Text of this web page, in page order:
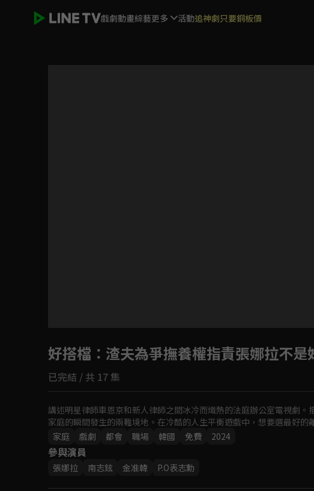
戲劇動畫綜藝更多 活動追神劇只要銅板價
好搭檔 ：渣夫為爭撫養權指責張娜拉不是
已完結 / 共 17 集
講述明星律師車恩京和新人律師之間冰冷而熾熱的法庭辦公室電視劇
家庭的瞬間發生的兩難境地。在冷酷的人生平衡遊戲中，想要選最好的
家庭
戲劇 都會 職場 韓國 免費 2024
參與演員
張娜拉 南志鉉 金准韓 P.O表志勳